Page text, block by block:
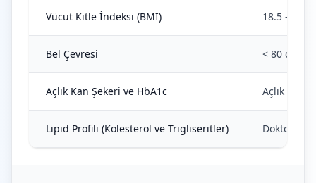
Vücut Kitle İndeksi (BMI) 18.5 - 24.9
Bel Çevresi < 80 cm
Açlık Kan Şekeri ve HbA1c Açlık Kan
Lipid Profili (Kolesterol ve Trigliseritler) Doktor